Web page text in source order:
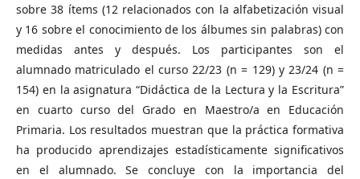
sobre 38 ítems (12 relacionados con la alfabetización visual
y 16 sobre el conocimiento de los álbumes sin palabras) con
medidas antes y después. Los participantes son el
alumnado matriculado el curso 22/23 (n = 129) y 23/24 (n =
154) en la asignatura “Didáctica de la Lectura y la Escritura”
en cuarto curso del Grado en Maestro/a en Educación
Primaria. Los resultados muestran que la práctica formativa
ha producido aprendizajes estadísticamente significativos
en el alumnado. Se concluye con la importancia del